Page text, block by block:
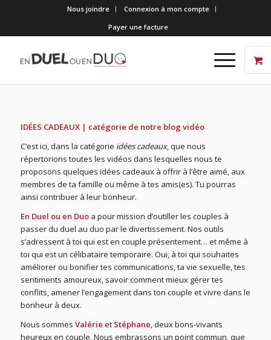
Nous joindre
Connexion à mon compte
Payer une facture
IDÉES CADEAUX | catégorie de notre blog vidéo
C’est ici, dans la catégorie idées cadeaux, que nous
répertorions toutes les vidéos dans lesquelles nous te
proposons quelques idées cadeaux à offrir à l’être aimé, aux
membres de ta famille ou même à tes amis(es). Tu pourras
ainsi contribuer à leur bonheur.
En Duel ou en Duoa pour mission d’outiller les couples à
passer du duel au duo par le divertissement. Nos outils
s’adressent à toi qui est en couple présentement… et même à
toi qui est un célibataire temporaire. Oui, à toi qui souhaites
améliorer ou bonifier tes communications, ta vie sexuelle, tes
sentiments amoureux, savoir comment mieux gérer tes
conflits, amener l’engagement dans ton couple et vivre dans le
bonheur à deux.
Nous sommes Valérie et Stéphane, deux bons-vivants
heureux en couple. Nous embrassons un point commun, que